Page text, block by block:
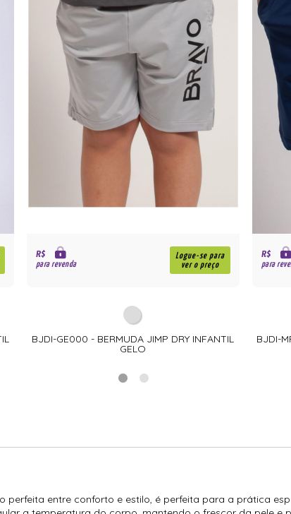
R$
para revenda
Logue-se para
ver o preço
BJDI-GE000 - BERMUDA JIMP DRY INFANTIL
GELO
R$
para
BJDI-
perfeita entre conforto e estilo, é perfeita para a prática